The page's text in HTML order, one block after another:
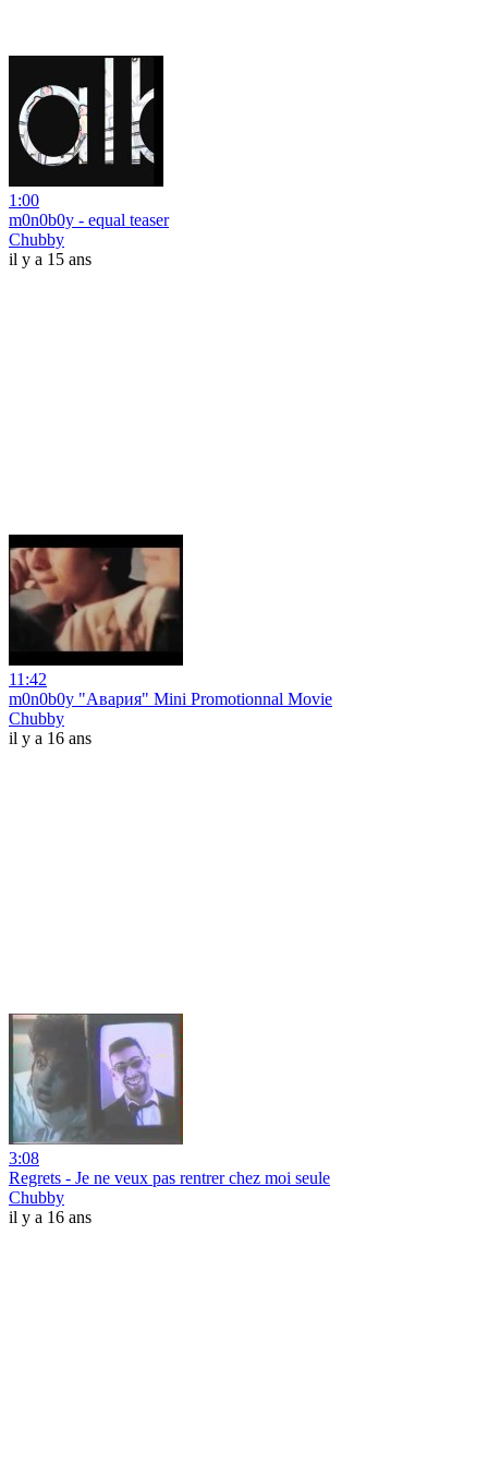
1:00
m0n0b0y - equal teaser
Chubby
il y a 15 ans
11:42
m0n0b0y "Авария" Mini Promotionnal Movie
Chubby
il y a 16 ans
3:08
Regrets - Je ne veux pas rentrer chez moi seule
Chubby
il y a 16 ans